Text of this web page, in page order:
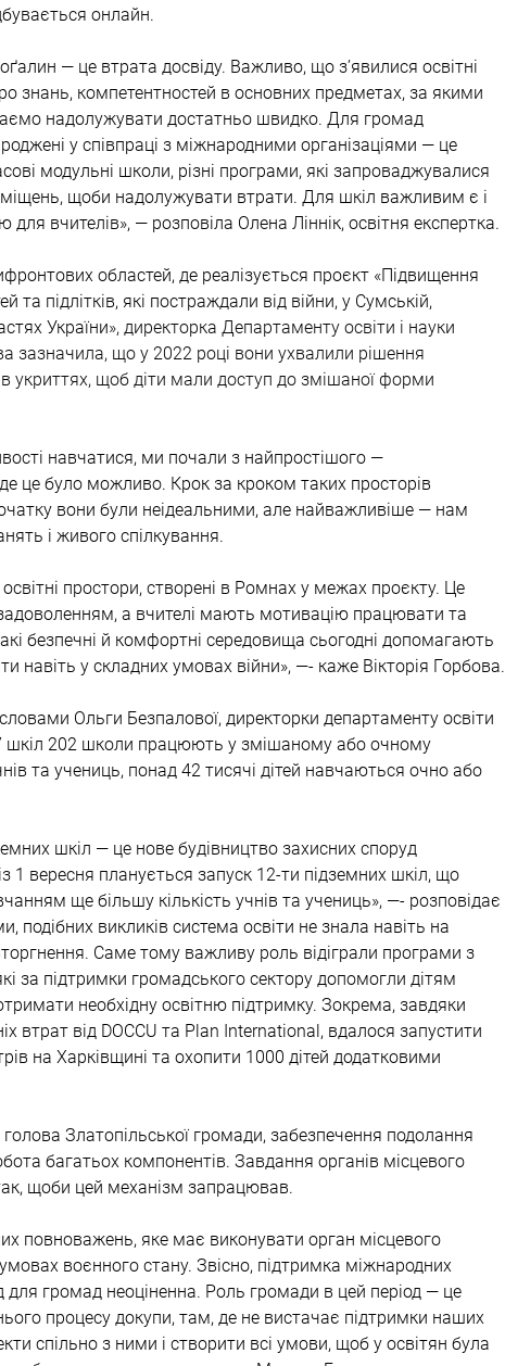
онлайн.
— це втрата досвіду. Важливо, що з’явилися освітні
знань, компетентностей в основних предметах, за якими
надолужувати достатньо швидко. Для громад
у співпраці з міжнародними організаціями — це
модульні школи, різні програми, які запроваджувалися
щоби надолужувати втрати. Для шкіл важливим є і
вчителів», — розповіла Олена Ліннік, освітня експертка.
областей, де реалізується проєкт «Підвищення
та підлітків, які постраждали від війни, у Сумській,
України», директорка Департаменту освіти і науки
зазначила, що у 2022 році вони ухвалили рішення
укриттях, щоб діти мали доступ до змішаної форми
навчатися, ми почали з найпростішого —
це було можливо. Крок за кроком таких просторів
вони були неідеальними, але найважливіше — нам
і живого спілкування.
простори, створені в Ромнах у межах проєкту. Це
задоволенням, а вчителі мають мотивацію працювати та
безпечні й комфортні середовища сьогодні допомагають
навіть у складних умовах війни», —- каже Вікторія Горбова.
Ольги Безпалової, директорки департаменту освіти
шкіл 202 школи працюють у змішаному або очному
та учениць, понад 42 тисячі дітей навчаються очно або
шкіл — це нове будівництво захисних споруд
1 вересня планується запуск 12-ти підземних шкіл, що
ще більшу кількість учнів та учениць», —- розповідає
подібних викликів система освіти не знала навіть на
Саме тому важливу роль відіграли програми з
за підтримки громадського сектору допомогли дітям
необхідну освітню підтримку. Зокрема, завдяки
втрат від DOCCU та Plan International, вдалося запустити
на Харківщині та охопити 1000 дітей додатковими
Златопільської громади, забезпечення подолання
багатьох компонентів. Завдання органів місцевого
щоби цей механізм запрацював.
повноважень, яке має виконувати орган місцевого
воєнного стану. Звісно, підтримка міжнародних
для громад неоціненна. Роль громади в цей період — це
процесу докупи, там, де не вистачає підтримки наших
спільно з ними і створити всі умови, щоб у освітян була